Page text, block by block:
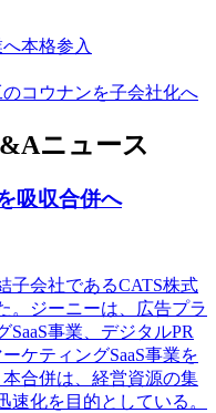
本格参入
コウナンを子会社化へ
ニュース
吸収合併へ
子会社であるCATS株式
。ジーニーは、広告プラ
事業、デジタルPR
ケティングSaaS事業を
合併は、経営資源の集
化を目的としている。